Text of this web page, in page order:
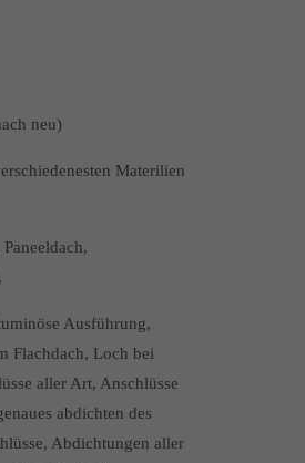
neu)
Materilien
Ausführung,
Flachdach, Loch bei
aller Art, Anschlüsse
abdichten des
Abdichtungen aller